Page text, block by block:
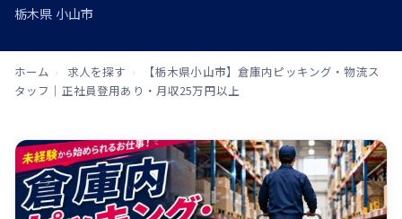
栃木県 小山市
ホーム › 求人を探す ›
【栃木県小山市】倉庫内ピッキング・物流ス
タッフ｜正社員登用あり・月収25万円以上